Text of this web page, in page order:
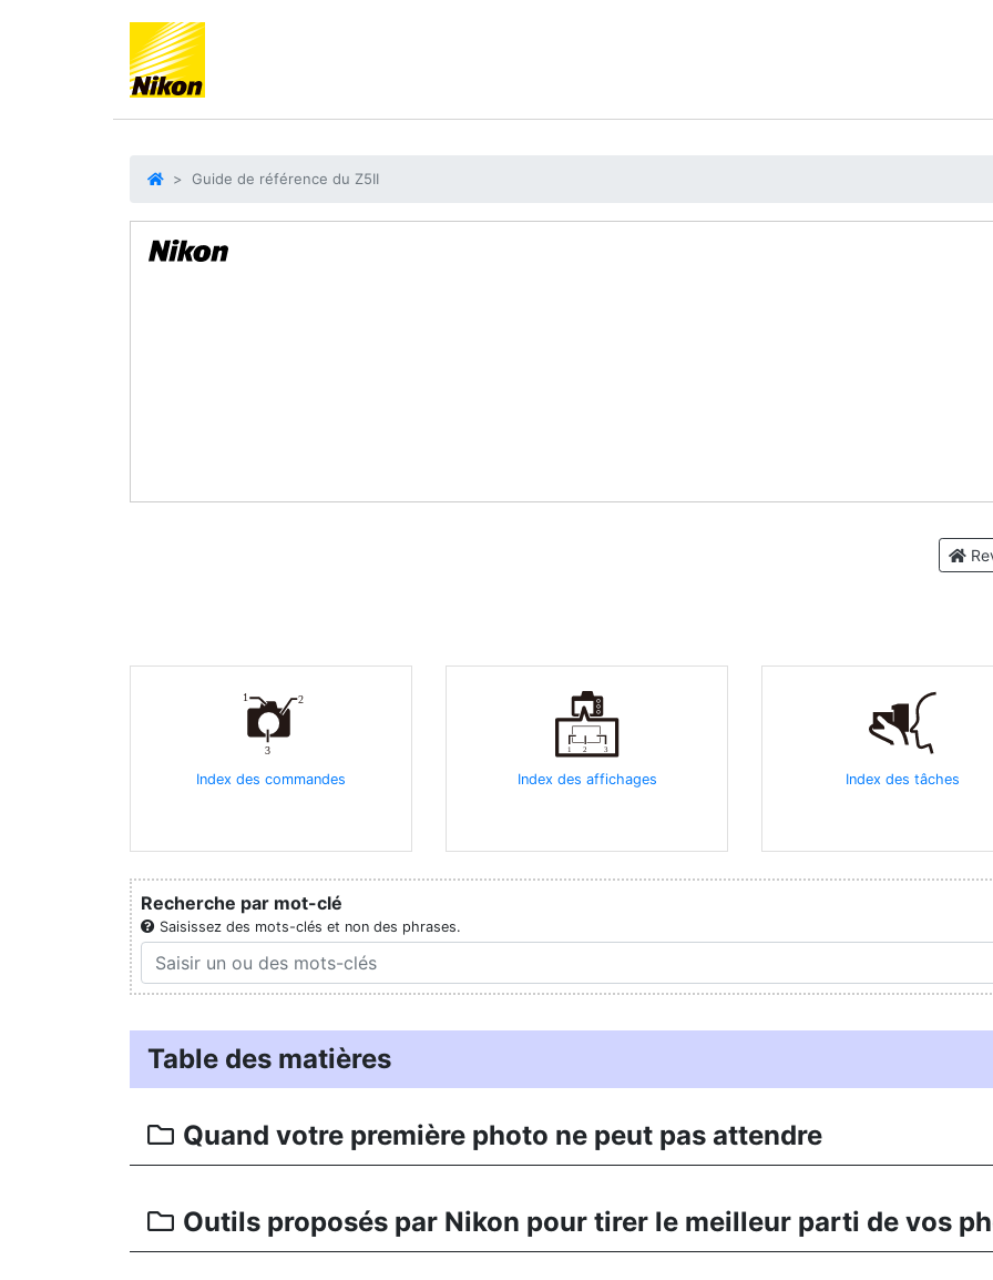
Guide de référence du Z5II
Index des commandes Index des affichages Index des tâches
Recherche par mot-clé
Saisissez des mots-clés et non des phrases.
Table des matières
Quand votre première photo ne peut pas attendre
Outils proposés par Nikon pour tirer le meilleur parti de vos